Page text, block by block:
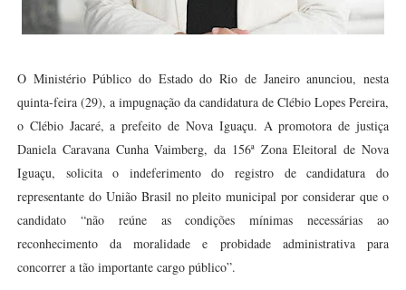
O Ministério Público do Estado do Rio de Janeiro anunciou, nesta
quinta-feira (29), a impugnação da candidatura de Clébio Lopes Pereira,
o Clébio Jacaré, a prefeito de Nova Iguaçu. A promotora de justiça
Daniela Caravana Cunha Vaimberg, da 156ª Zona Eleitoral de Nova
Iguaçu, solicita o indeferimento do registro de candidatura do
representante do União Brasil no pleito municipal por considerar que o
candidato “não reúne as condições mínimas necessárias ao
reconhecimento da moralidade e probidade administrativa para
concorrer a tão importante cargo público”.